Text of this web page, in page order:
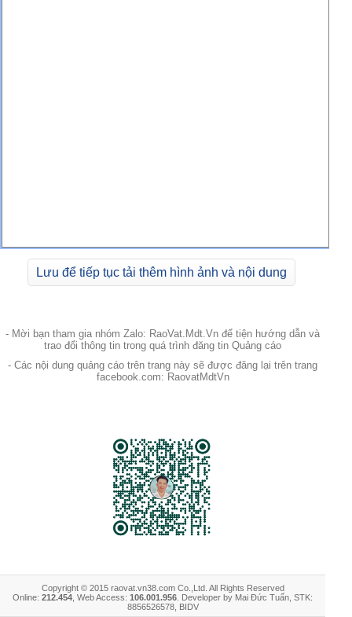
Lưu để tiếp tục tải thêm hình ảnh và nội dung
- Mời bạn tham gia nhóm Zalo: RaoVat.Mdt.Vn để tiện hướng dẫn và
trao đổi thông tin trong quá trình đăng tin Quảng cáo
- Các nội dung quảng cáo trên trang này sẽ được đăng lại trên trang
facebook.com: RaovatMdtVn
Copyright © 2015 raovat.vn38.com Co.,Ltd. All Rights Reserved
Online: 212.454 , Web Access: 106.001.956 . Developer by Mai Đức Tuấn, STK:
8856526578, BIDV